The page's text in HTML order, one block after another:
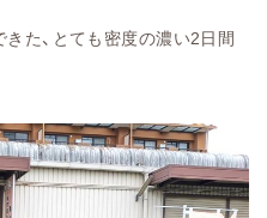
た、とても密度の濃い2日間